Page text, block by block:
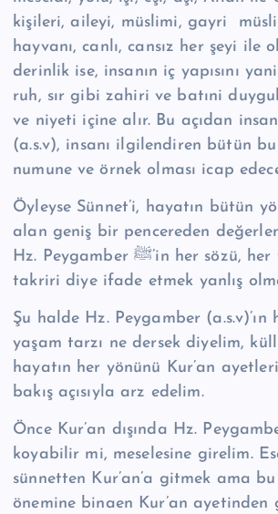
kişileri, aileyi, müslimi, gayri
hayvanı, canlı, cansız her şeyi ile
derinlik ise, insanın iç yapısını
ruh, sır gibi zahiri ve batıni
ve niyeti içine alır. Bu açıdan
(a.s.v), insanı ilgilendiren bütün
numune ve örnek olması icap
Öyleyse Sünnet’i, hayatın bütün
alan geniş bir pencereden
Hz. Peygamber ﷺ’in her sözü, her fiili ve her
takriri diye ifade etmek yanlış
Şu halde Hz. Peygamber (a.s.v)’ın
yaşam tarzı ne dersek diyelim,
hayatın her yönünü Kur’an
bakış açısıyla arz edelim.
Önce Kur’an dışında Hz.
koyabilir mi, meselesine girelim.
sünnetten Kur’an’a gitmek ama
önemine binaen Kur’an ayetinden